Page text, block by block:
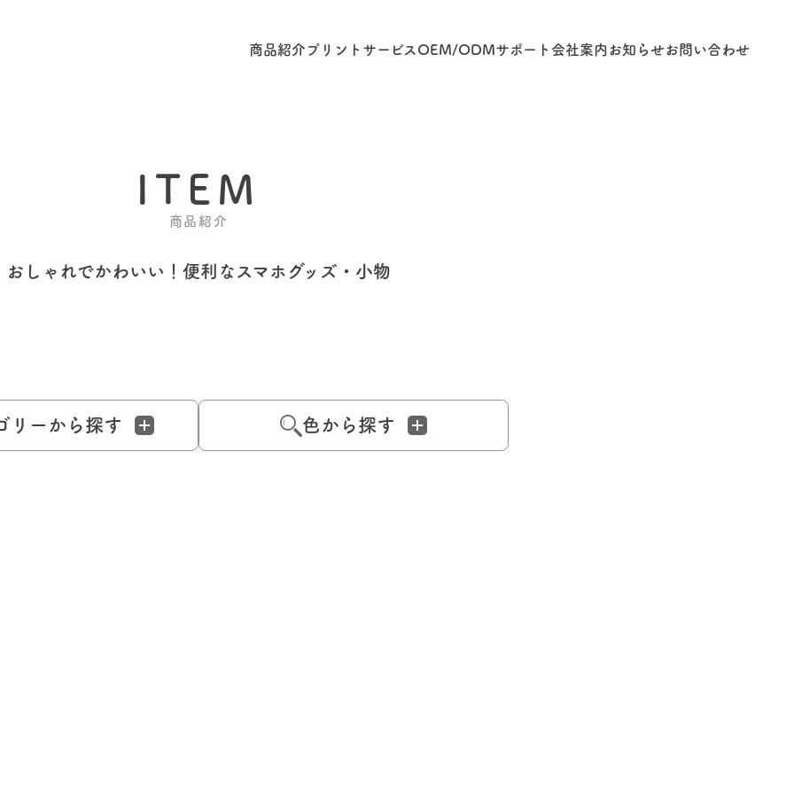
商品紹介 プリントサービス OEM/ODMサポート 会社案内 お知らせお問い合わせ
ITEM
商品紹介
おしゃれでかわいい！ 便利なスマホグッズ・小物
リーから探す 色から探す